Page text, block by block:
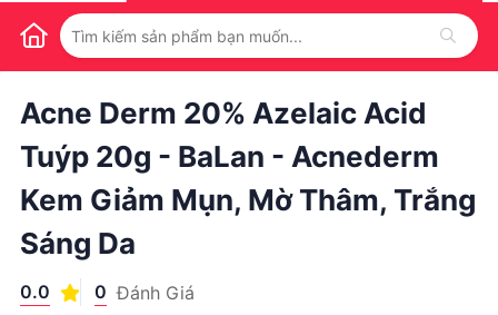
1
Acne Derm 20% Azelaic Acid
Tuýp 20g - BaLan - Acnederm
Kem Giảm Mụn, Mờ Thâm, Trắng
Sáng Da
0.0 0 Đánh Giá